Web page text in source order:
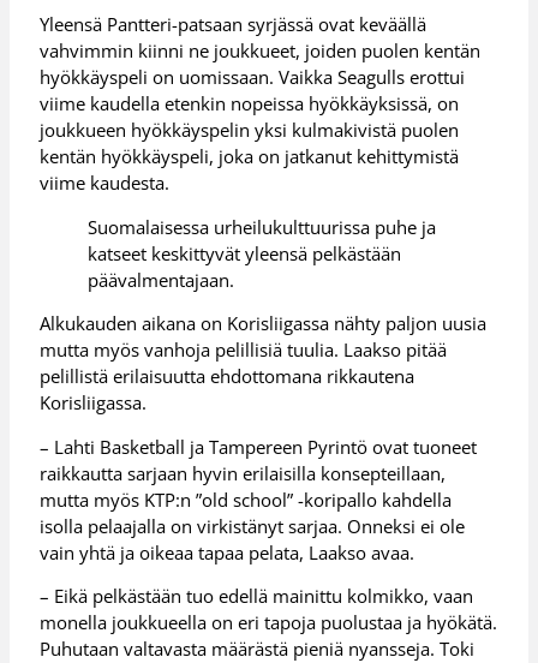
Yleensä Pantteri-patsaan syrjässä ovat keväällä
vahvimmin kiinni ne joukkueet, joiden puolen kentän
hyökkäyspeli on uomissaan. Vaikka Seagulls erottui
viime kaudella etenkin nopeissa hyökkäyksissä, on
joukkueen hyökkäyspelin yksi kulmakivistä puolen
kentän hyökkäyspeli, joka on jatkanut kehittymistä
viime kaudesta.
Suomalaisessa urheilukulttuurissa puhe ja
katseet keskittyvät yleensä pelkästään
päävalmentajaan.
Alkukauden aikana on Korisliigassa nähty paljon uusia
mutta myös vanhoja pelillisiä tuulia. Laakso pitää
pelillistä erilaisuutta ehdottomana rikkautena
Korisliigassa.
– Lahti Basketball ja Tampereen Pyrintö ovat tuoneet
raikkautta sarjaan hyvin erilaisilla konsepteillaan,
mutta myös KTP:n ”old school” -koripallo kahdella
isolla pelaajalla on virkistänyt sarjaa. Onneksi ei ole
vain yhtä ja oikeaa tapaa pelata, Laakso avaa.
– Eikä pelkästään tuo edellä mainittu kolmikko, vaan
monella joukkueella on eri tapoja puolustaa ja hyökätä.
Puhutaan valtavasta määrästä pieniä nyansseja. Toki